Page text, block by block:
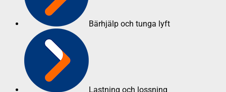
Bärhjälp och tunga lyft
Lastning och lossning